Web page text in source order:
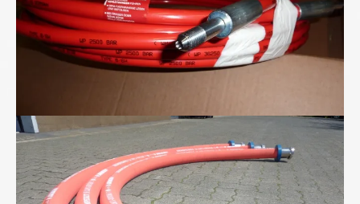
Lebensmittel-Schlauchleitungen von uns...